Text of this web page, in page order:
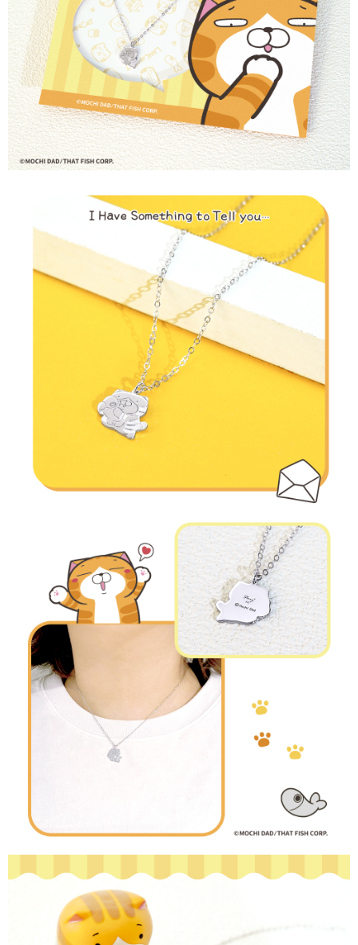
購買商品的店家。未經商家同意取消之訂單仍視為有效，需透過AFTEE先享
後付繳納相關費用。
※ 交易是否成功請以「AFTEE先享後付 」之結帳頁面顯示為準，若有關於
是否繳費成功／繳費後需取消欲退款等相關疑問，請聯繫「AFTEE先享後付
客戶支援中心」
https://netprotections.freshdesk.com/support/home
【注意事項】
１．透過由恩沛科技股份有限公司提供之「AFTEE先享後付」服務完成之交
易，需依本服務之必要範圍內提供個人資料，並將交易相關給付款項請求債
權轉讓予恩沛科技股份有限公司。
２．關於個人資料處理事宜，請瀏覽以下網址：
https://aftee.tw/terms/#terms3
「AFTEE先享後付」，若未經同意申辦者引起之損失，本公司不負相關責
４．使用「AFTEE先享後付」時，將依據個別帳號之用戶狀況，依本公司即
時審查核予不同之上限額度；若仍有額度不足之情形，本公司將視審查結果
請求用戶進行身份認證。
５．嚴禁一人註冊多個帳號或使用他人資訊註冊。若發現惡意使用之情形，
恩沛科技股份有限公司將有權停止該用戶之使用額度並採取法律行動。
7-11取貨付款
每筆NT$60，滿NT$1,500(含以上)免運費
付款後7-11取貨
每筆NT$60，滿NT$1,500(含以上)免運費
宅配
每筆NT$60，滿NT$1,500(含以上)免運費
付款後門市自取
每筆NT$90
國家/地區配送 查看運費